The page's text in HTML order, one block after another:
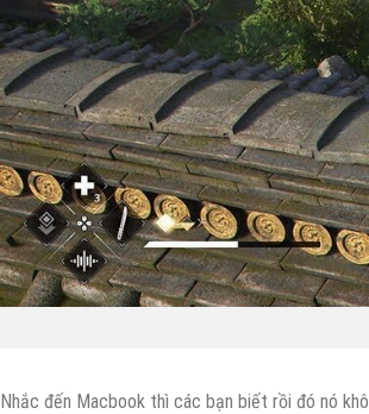
Nhắc đến Macbook thì các bạn biết rồi đó nó